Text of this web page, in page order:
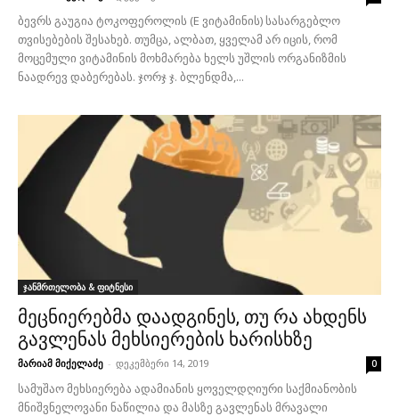
ბევრს გაუგია ტოკოფეროლის (E ვიტამინის) სასარგებლო
თვისებების შესახებ. თუმცა, ალბათ, ყველამ არ იცის, რომ
მოცემული ვიტამინის მოხმარება ხელს უშლის ორგანიზმის
ნაადრევ დაბერებას. ჯორჯ ჯ. ბლენდმა,...
ჯანმრთელობა & ფიტნესი
მეცნიერებმა დაადგინეს, თუ რა ახდენს
გავლენას მეხსიერების ხარისხზე
მარიამ მიქელაძე - დეკემბერი 14, 2019 0
სამუშაო მეხსიერება ადამიანის ყოველდღიური საქმიანობის
მნიშვნელოვანი ნაწილია და მასზე გავლენას მრავალი